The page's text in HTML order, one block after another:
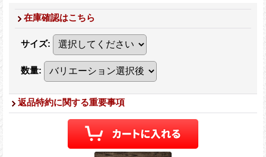
在庫確認はこちら
サイズ:
数量:
返品特約に関する重要事項